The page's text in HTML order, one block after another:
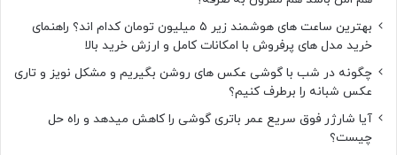
بهترین ساعت های هوشمند زیر ۵ میلیون تومان کدام اند؟ راهنمای
خرید مدل های پرفروش با امکانات کامل و ارزش خرید بالا
چگونه در شب با گوشی عکس های روشن بگیریم و مشکل نویز و تاری
عکس شبانه را برطرف کنیم؟
آیا شارژر فوق سریع عمر باتری گوشی را کاهش میدهد و راه حل
چیست؟